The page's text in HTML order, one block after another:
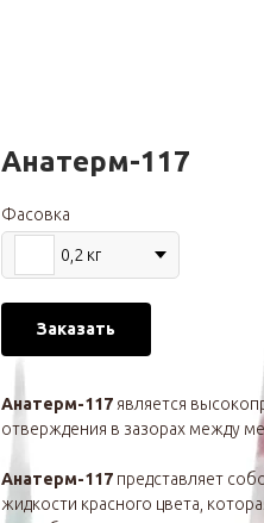
Анатерм-117
Фасовка
0,2 кг
Заказать
Анатерм-117 является
отверждения в зазорах между
Анатерм-117 представляет
жидкости красного цвета,